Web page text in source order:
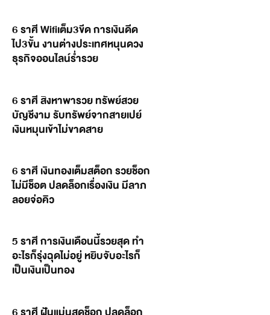
6 ราศี Wifiเต็ม3ขีด การเงินดีด
ไป3ขั้น งานต่างประเทศหนุนดวง
ธุรกิจออนไลน์ร่ำรวย
6 ราศี สิงหาพารวย ทรัพย์สวย
บัญชีงาม รับทรัพย์จากสายเปย์
เงินหมุนเข้าไม่ขาดสาย
6 ราศี เงินทองเต็มสต็อก รวยช็อก
ไม่มีช็อต ปลดล็อกเรื่องเงิน มีลาภ
ลอยจ่อคิว
5 ราศี การเงินเดือนนี้รวยสุด ทำ
อะไรก็รุ่งฉุดไม่อยู่ หยิบจับอะไรก็
เป็นเงินเป็นทอง